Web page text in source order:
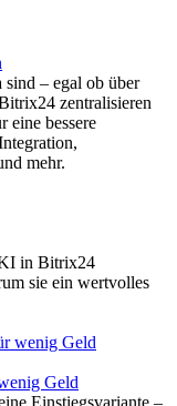
– egal ob über
zentralisieren
eine bessere
mehr.
in Bitrix24
sie ein wertvolles
Geld
Einstiegsvariante –